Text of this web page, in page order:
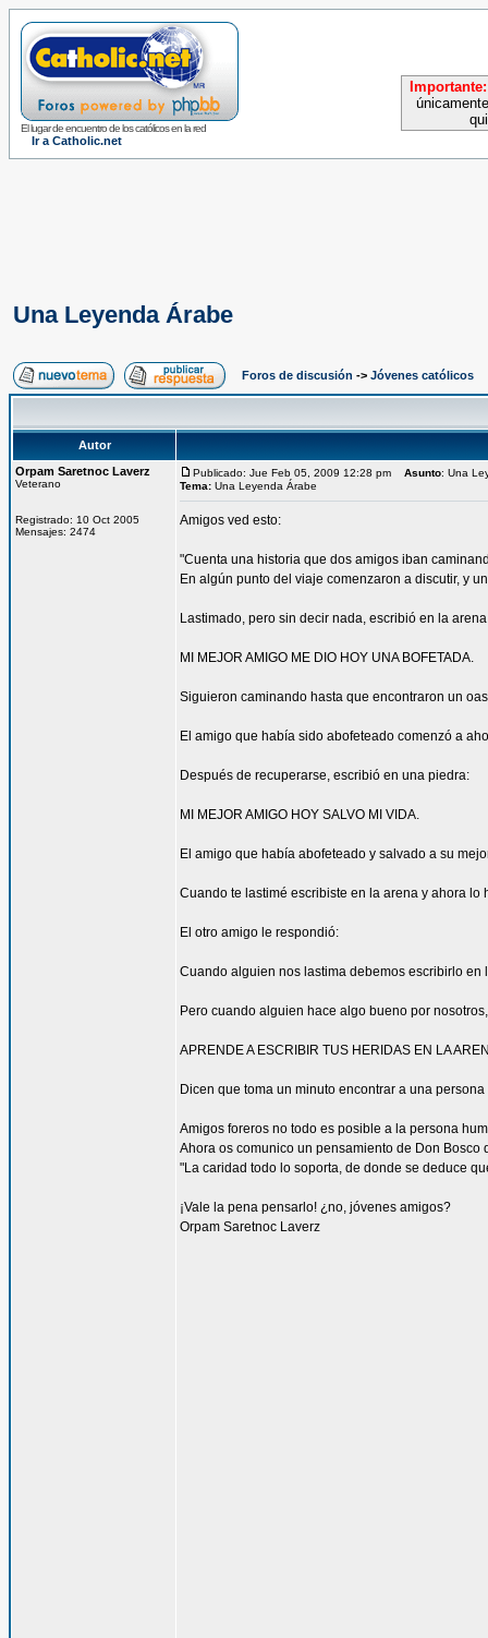
El lugar de encuentro de los católicos en la red
Ir a Catholic.net
Importante:
Una Leyenda Árabe
Foros de discusión -> Jóvenes católicos
Autor
Orpam Saretnoc Laverz
Veterano
Registrado: 10 Oct 2005
Mensajes: 2474
Publicado: Jue Feb 05, 2009 12:28 pm Asunto: Una
Tema: Una Leyenda Árabe
Amigos ved esto:
"Cuenta una historia que dos amigos iban
En algún punto del viaje comenzaron a discutir, y
Lastimado, pero sin decir nada, escribió en la
MI MEJOR AMIGO ME DIO HOY UNA BOFETADA.
Siguieron caminando hasta que encontraron un
El amigo que había sido abofeteado comenzó a
Después de recuperarse, escribió en una piedra:
MI MEJOR AMIGO HOY SALVO MI VIDA.
El amigo que había abofeteado y salvado a su
Cuando te lastimé escribiste en la arena y ahora lo
El otro amigo le respondió:
Cuando alguien nos lastima debemos escribirlo
Pero cuando alguien hace algo bueno por
APRENDE A ESCRIBIR TUS HERIDAS EN LA
Dicen que toma un minuto encontrar a una
Amigos foreros no todo es posible a la persona
Ahora os comunico un pensamiento de Don
"La caridad todo lo soporta, de donde se deduce
¡Vale la pena pensarlo! ¿no, jóvenes amigos?
Orpam Saretnoc Laverz